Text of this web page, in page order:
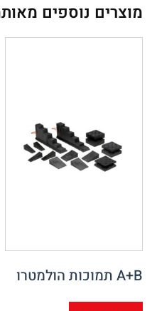
מוצרים נוספים
A+B תמוכות הולמטרו